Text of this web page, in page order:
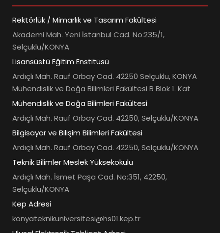
Rektörlük / Mimarlık ve Tasarım Fakültesi
Akademi Mah. Yeni İstanbul Cad. No:235/1,
Selçuklu/KONYA
Lisansüstü Eğitim Enstitüsü
Ardıçlı Mah. Rauf Orbay Cad. 42250 Selçuklu, KONYA
Mühendislik ve Doğa Bilimleri Fakültesi B Blok 1. Kat
Mühendislik ve Doğa Bilimleri Fakültesi
Ardıçlı Mah. Rauf Orbay Cad. 42250, Selçuklu/KONYA
Bilgisayar ve Bilişim Bilimleri Fakültesi
Ardıçlı Mah. Rauf Orbay Cad. 42250, Selçuklu/KONYA
Teknik Bilimler Meslek Yüksekokulu
Ardıçlı Mah. İsmet Paşa Cad. No:351, 42250,
Selçuklu/KONYA
Kep Adresi
konyateknikuniversitesi@hs01.kep.tr